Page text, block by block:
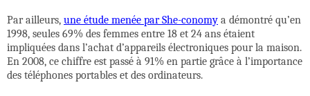
Par ailleurs, une étude menée par She-conomy a démontré qu’en
1998, seules 69% des femmes entre 18 et 24 ans étaient
impliquées dans l’achat d’appareils électroniques pour la maison.
En 2008, ce chiffre est passé à 91% en partie grâce à l’importance
des téléphones portables et des ordinateurs.